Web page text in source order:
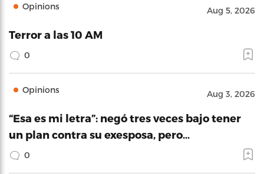
Opinions Aug 5, 2026
Terror a las 10 AM
0
Opinions Aug 3, 2026
“Esa es mi letra”: negó tres veces bajo tener
un plan contra su exesposa, pero…
0